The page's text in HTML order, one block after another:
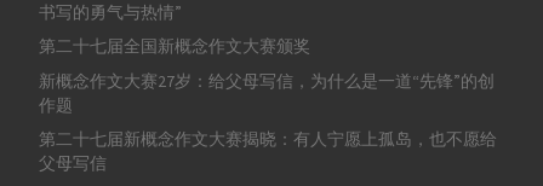
书写的勇气与热情”
第二十七届全国新概念作文大赛颁奖
新概念作文大赛27岁：给父母写信，为什么是一道“先锋”的创
作题
第二十七届新概念作文大赛揭晓：有人宁愿上孤岛，也不愿给
父母写信